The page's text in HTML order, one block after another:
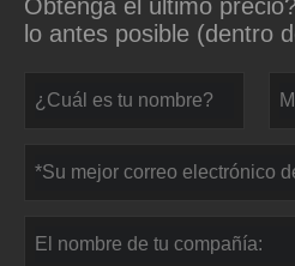
Obtenga el último
lo antes posible (dentro